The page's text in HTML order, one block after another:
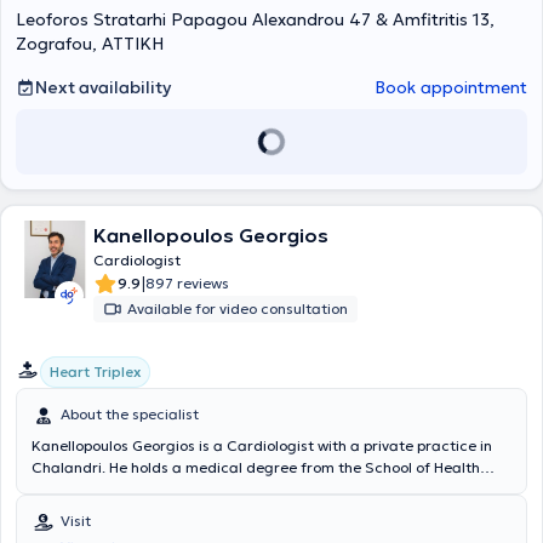
conducted stress tests in the Nuclear Medicine Department of the
Cardiology Athens, where she is also the Head of the Ultrasound
Leoforos Stratarhi Papagou Alexandrou 47 & Amfitritis 13,
Zografou, ΑΤΤΙΚΗ
Next availability
Book appointment
Kanellopoulos Georgios
Cardiologist
9.9|897 reviews
Available for video consultation
Heart Triplex
About the specialist
Kanellopoulos Georgios is a Cardiologist with a private practice in
Chalandri. He holds a medical degree from the School of Health
trainee and subsequently as a Cardiology trainee at the
"Korgialeneio Benakeio" Hospital, and served as Consultant at the
Visit